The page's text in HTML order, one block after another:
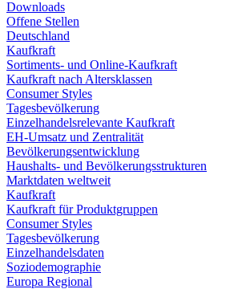
Downloads
Offene Stellen
Deutschland
Kaufkraft
Sortiments- und Online-Kaufkraft
Kaufkraft nach Altersklassen
Consumer Styles
Tagesbevölkerung
Einzelhandelsrelevante Kaufkraft
EH-Umsatz und Zentralität
Bevölkerungsentwicklung
Haushalts- und Bevölkerungsstrukturen
Marktdaten weltweit
Kaufkraft
Kaufkraft für Produktgruppen
Consumer Styles
Tagesbevölkerung
Einzelhandelsdaten
Soziodemographie
Europa Regional